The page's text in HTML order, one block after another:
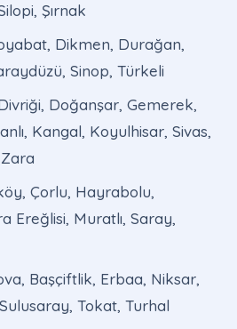
Şırnak
Dikmen, Durağan,
Sinop, Türkeli
Doğanşar, Gemerek,
Kangal, Koyulhisar, Sivas,
Çorlu, Hayrabolu,
Ereğlisi, Muratlı, Saray,
Başçiftlik, Erbaa, Niksar,
Tokat, Turhal